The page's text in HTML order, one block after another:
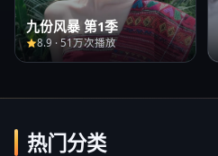
九份风暴 第1季
8.9 · 51万次播放
热门分类